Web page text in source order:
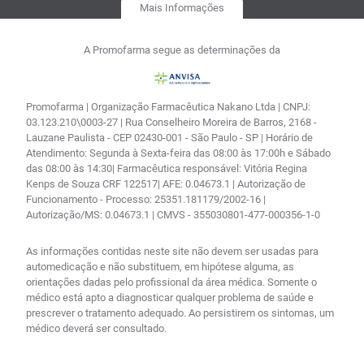
Mais Informações
A Promofarma segue as determinações da
Promofarma | Organização Farmacêutica Nakano Ltda | CNPJ:
03.123.210\0003-27 | Rua Conselheiro Moreira de Barros, 2168 -
Lauzane Paulista - CEP 02430-001 - São Paulo - SP | Horário de
Atendimento: Segunda à Sexta-feira das 08:00 às 17:00h e Sábado
das 08:00 às 14:30| Farmacêutica responsável: Vitória Regina
Kenps de Souza CRF 122517| AFE: 0.04673.1 | Autorização de
Funcionamento - Processo: 25351.181179/2002-16 |
Autorização/MS: 0.04673.1 | CMVS - 355030801-477-000356-1-0
As informações contidas neste site não devem ser usadas para
automedicação e não substituem, em hipótese alguma, as
orientações dadas pelo profissional da área médica. Somente o
médico está apto a diagnosticar qualquer problema de saúde e
prescrever o tratamento adequado. Ao persistirem os sintomas, um
médico deverá ser consultado.